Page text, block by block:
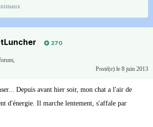
270
Posté(e) le 8 juin 2013
Depuis avant hier soir, mon chat a l'air de
d'énergie. Il marche lentement, s'affale par